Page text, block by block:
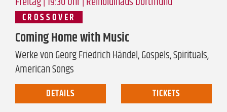
Coming Home with Music
CROSSOVER
Werke von Georg Friedrich Händel, Gospels, Spirituals,
American Songs
DETAILS TICKETS